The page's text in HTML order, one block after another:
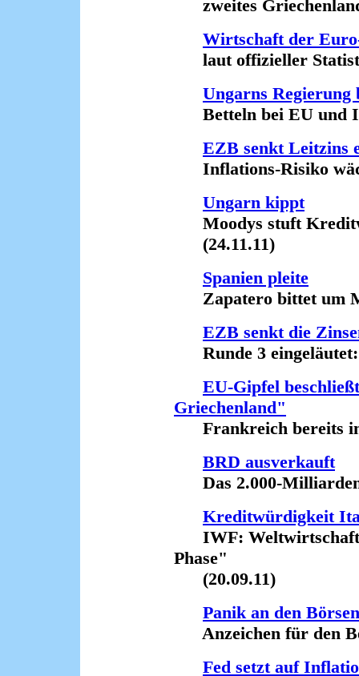
zweites
Wirtschaft der
laut offizieller
Ungarns
Betteln bei EU und
EZB senkt Leitzins
Inflations-Risiko
Ungarn kippt
Moodys stuft
(24.11.11)
Spanien pleite
Zapatero bittet um
EZB senkt die
Runde 3 eingeläutet:
EU-Gipfel
Griechenland"
Frankreich bereits
BRD ausverkauft
Das 2.000-
Kreditwürdigkeit
IWF: Weltwirtschaft
Phase"
(20.09.11)
Panik an den Börsen
Anzeichen für den
Fed setzt auf